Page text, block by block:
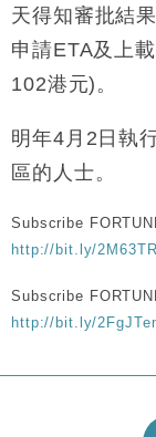
17:40
財經｜本
最強
財經｜
50%
天得知審批結
申請ETA及上
102港元)。
明年4月2日執
區的人士。
Subscribe
http://bit.ly/
Subscribe
http://bit.ly/